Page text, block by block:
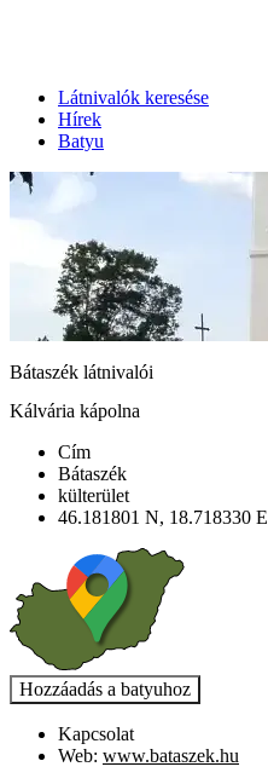
Látnivalók keresése
Hírek
Batyu
Bátaszék látnivalói
Kálvária kápolna
Cím
Bátaszék
külterület
46.181801 N, 18.718330 E
Kapcsolat
Web: www.bataszek.hu